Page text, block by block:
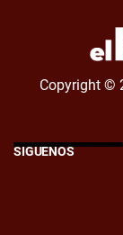
Copyright ©
SÍGUENOS